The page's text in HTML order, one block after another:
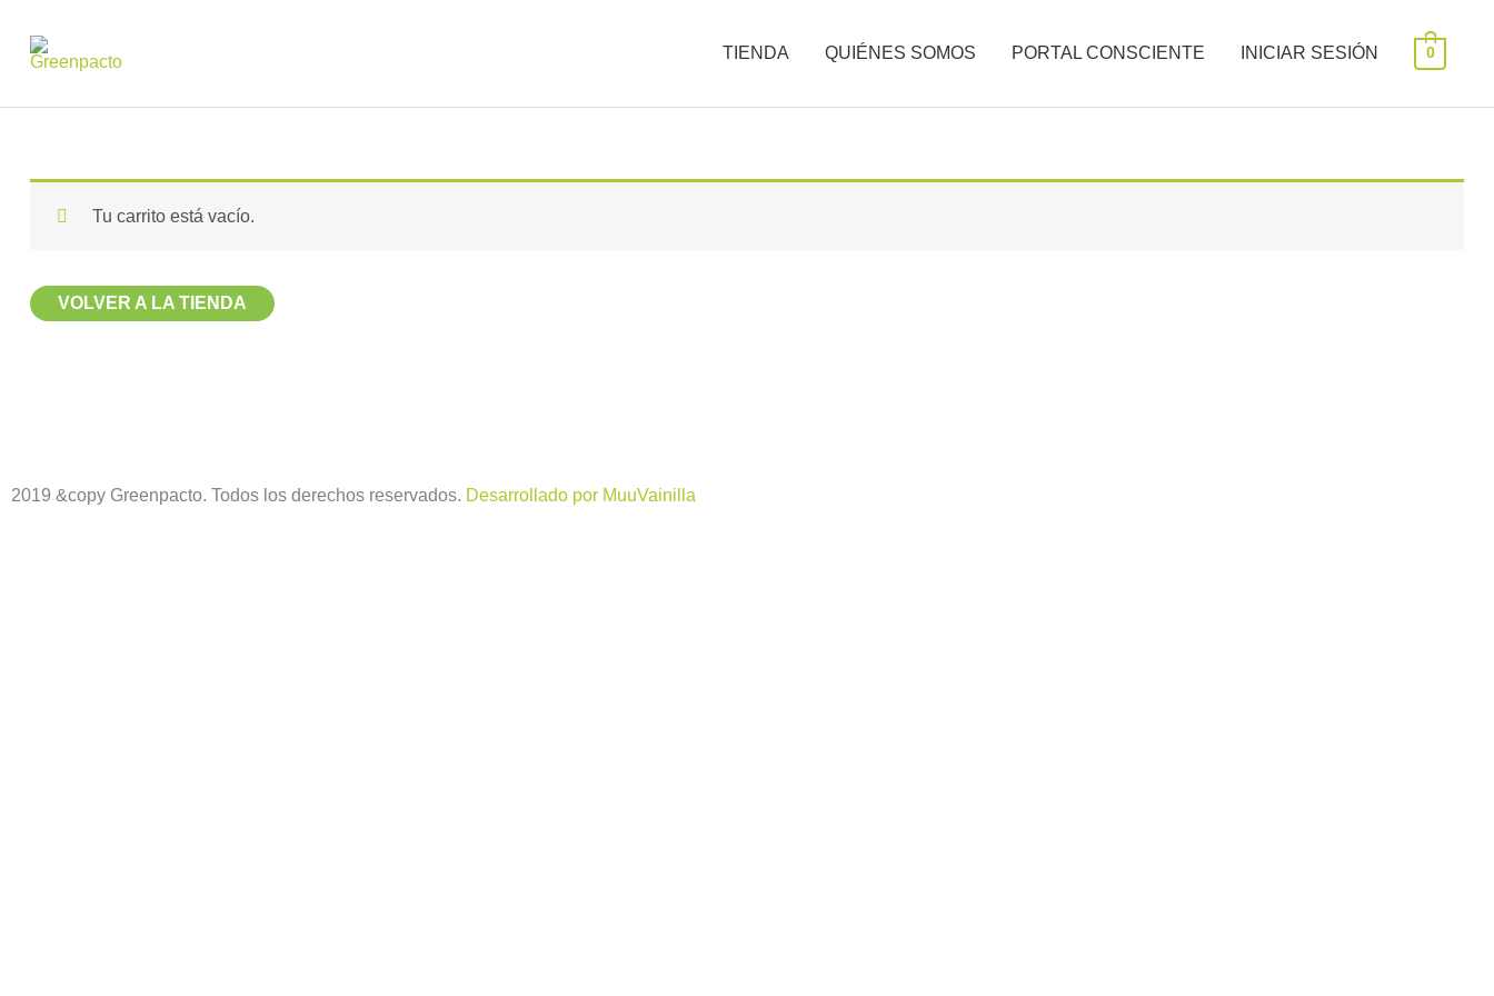
TIENDA QUIÉNES SOMOS PORTAL CONSCIENTE INICIAR SESIÓN 0
Tu carrito está vacío.
VOLVER A LA TIENDA
2019 &copy Greenpacto. Todos los derechos reservados. Desarrollado por MuuVainilla